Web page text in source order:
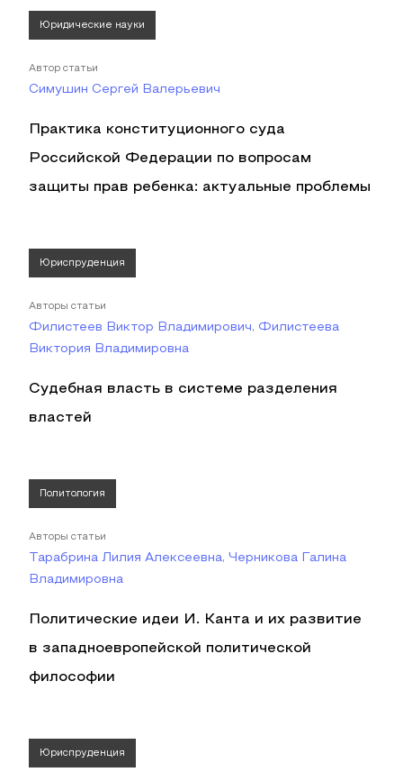
Юридические науки
Автор статьи
Симушин Сергей Валерьевич
Практика конституционного суда
Российской Федерации по вопросам
защиты прав ребенка: актуальные проблемы
Юриспруденция
Авторы статьи
Филистеев Виктор Владимирович, Филистеева
Виктория Владимировна
Судебная власть в системе разделения
властей
Политология
Авторы статьи
Тарабрина Лилия Алексеевна, Черникова Галина
Владимировна
Политические идеи И. Канта и их развитие
в западноевропейской политической
философии
Юриспруденция